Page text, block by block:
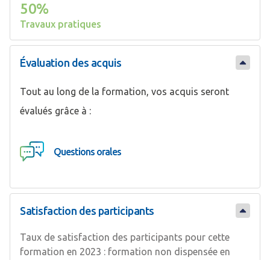
50%
Travaux pratiques
Évaluation des acquis
Tout au long de la formation, vos acquis seront
évalués grâce à :
Questions orales
Satisfaction des participants
Taux de satisfaction des participants pour cette
formation en 2023 : formation non dispensée en